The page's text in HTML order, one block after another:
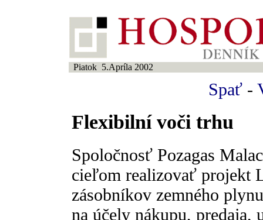
Piatok 5.Apríla 2002
Spať -
Flexibilní voči trhu
Spoločnosť Pozagas
cieľom realizovať projekt
zásobníkov zemného
na účely nákupu, predaja,